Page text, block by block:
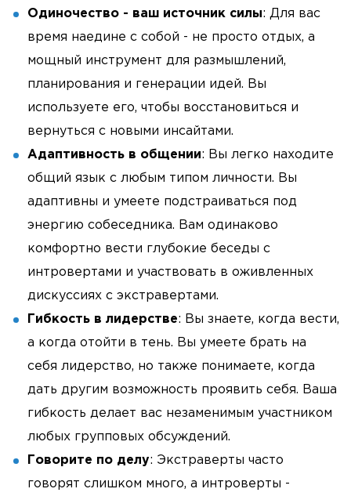
Одиночество - ваш источник силы: Для вас
время наедине с собой - не просто отдых, а
мощный инструмент для размышлений,
планирования и генерации идей. Вы
используете его, чтобы восстановиться и
вернуться с новыми инсайтами.
Адаптивность в общении: Вы легко находите
общий язык с любым типом личности. Вы
адаптивны и умеете подстраиваться под
энергию собеседника. Вам одинаково
комфортно вести глубокие беседы с
интровертами и участвовать в оживленных
дискуссиях с экстравертами.
Гибкость в лидерстве: Вы знаете, когда вести,
а когда отойти в тень. Вы умеете брать на
себя лидерство, но также понимаете, когда
дать другим возможность проявить себя. Ваша
гибкость делает вас незаменимым участником
любых групповых обсуждений.
Говорите по делу: Экстраверты часто
говорят слишком много, а интроверты -